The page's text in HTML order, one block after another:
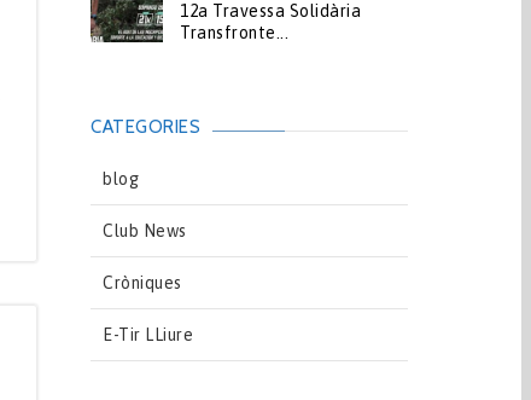
12a Travessa Solidària
Transfronte...
CATEGORIES
blog
Club News
Cròniques
E-Tir LLiure